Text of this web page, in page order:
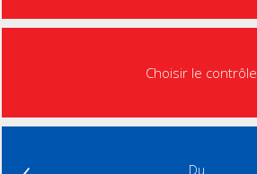
Choisir le contrôle
Du _